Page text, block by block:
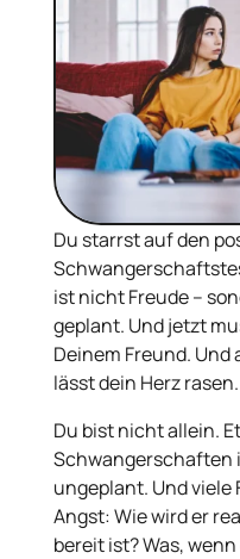
Du starrst auf den
ist nicht Freude –
geplant. Und jetzt
Deinem Freund. Und
lässt dein Herz rasen.
Du bist nicht allein.
Schwangerschaften
ungeplant. Und viele
Angst: Wie wird er
bereit ist? Was,